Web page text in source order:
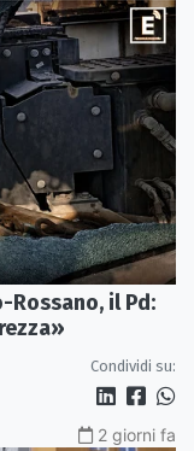
il Pd:
Condividi su:
2 giorni fa